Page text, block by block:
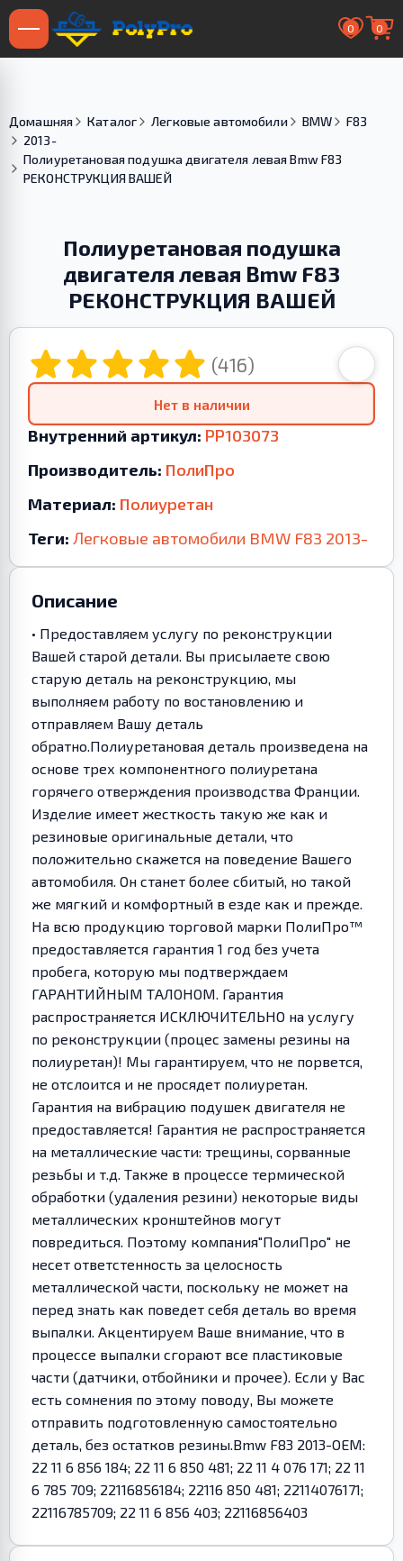
0 0
Домашняя Каталог Легковые автомобили BMW
F83
2013-
Полиуретановая подушка двигателя левая Bmw F83
РЕКОНСТРУКЦИЯ ВАШЕЙ
Полиуретановая подушка
двигателя левая Bmw F83
РЕКОНСТРУКЦИЯ ВАШЕЙ
(416)
Нет в наличии
Внутренний артикул: PP103073
Производитель: ПолиПро
Материал: Полиуретан
Теги: Легковые автомобили BMW F83 2013-
Описание
• Предоставляем услугу по реконструкции
Вашей старой детали. Вы присылаете свою
старую деталь на реконструкцию, мы
выполняем работу по востановлению и
отправляем Вашу деталь
обратно.Полиуретановая деталь произведена на
основе трех компонентного полиуретана
горячего отверждения производства Франции.
Изделие имеет жесткость такую же как и
резиновые оригинальные детали, что
положительно скажется на поведение Вашего
автомобиля. Он станет более сбитый, но такой
же мягкий и комфортный в езде как и прежде.
На всю продукцию торговой марки ПолиПро™
предоставляется гарантия 1 год без учета
пробега, которую мы подтверждаем
ГАРАНТИЙНЫМ ТАЛОНОМ. Гарантия
распространяется ИСКЛЮЧИТЕЛЬНО на услугу
по реконструкции (процес замены резины на
полиуретан)! Мы гарантируем, что не порвется,
не отслоится и не просядет полиуретан.
Гарантия на вибрацию подушек двигателя не
предоставляется! Гарантия не распространяется
на металлические части: трещины, сорванные
резьбы и т.д. Также в процессе термической
обработки (удаления резини) некоторые виды
металлических кронштейнов могут
повредиться. Поэтому компания"ПолиПро" не
несет ответстенность за целосность
металлической части, поскольку не может на
перед знать как поведет себя деталь во время
выпалки. Акцентируем Ваше внимание, что в
процессе выпалки сгорают все пластиковые
части (датчики, отбойники и прочее). Если у Вас
есть сомнения по этому поводу, Вы можете
отправить подготовленную самостоятельно
деталь, без остатков резины.Bmw F83 2013-OEM:
22 11 6 856 184; 22 11 6 850 481; 22 11 4 076 171; 22 11
6 785 709; 22116856184; 22116 850 481; 22114076171;
22116785709; 22 11 6 856 403; 22116856403